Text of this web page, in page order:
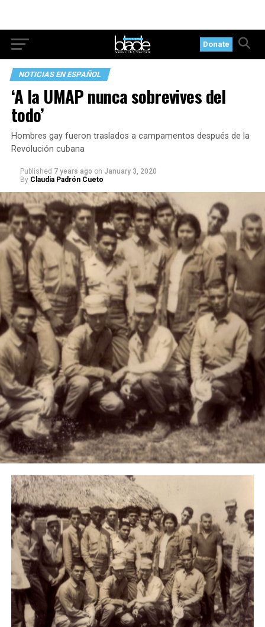
Donate
NOTICIAS EN ESPAÑOL
‘A la UMAP nunca sobrevives del
todo’
Hombres gay fueron traslados a campamentos después de la
Revolución cubana
Published 7 years ago on January 3, 2020
By Claudia Padrón Cueto